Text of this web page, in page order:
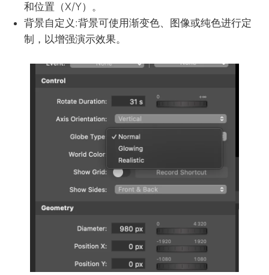
和位置（X/Y）。
背景自定义 :背景可使用渐变色、图像或纯色进行定
制，以增强演示效果。